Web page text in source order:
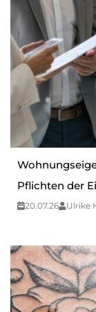
Pflichten der
20.07.26 Ulrike